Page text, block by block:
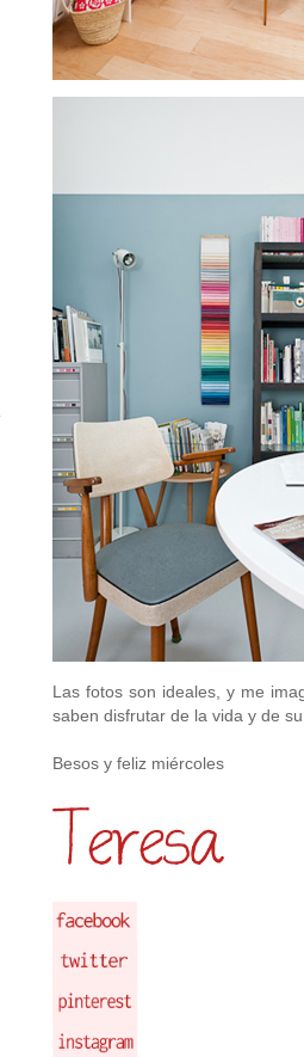
Las fotos son ideales, y me
saben disfrutar de la vida y de
Besos y feliz miércoles